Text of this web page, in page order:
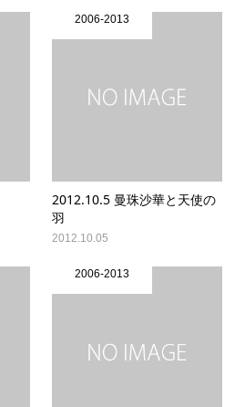
2006-2013
2012.10.5 曼珠沙華と天使の
羽
2012.10.05
2006-2013